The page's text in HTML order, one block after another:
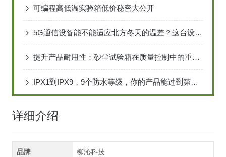
可编程高低温实验箱低价秘密大公开
5G通信设备能不能适应北方冬天的温差？这台设备说了算
提升产品耐用性：砂尘试验箱在质量控制中的重要作用
IPX1到IPX9，9个防水等级，你的产品能过到第几级？
详细介绍
品牌 柳沁科技